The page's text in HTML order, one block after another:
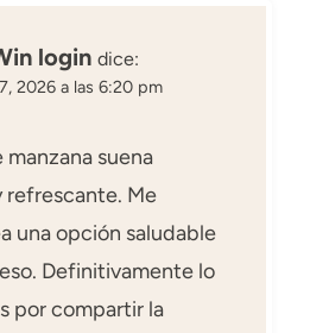
login dice:
2026 a las 6:20 pm
suena
refrescante. Me
una opción saludable
Definitivamente lo
por compartir la